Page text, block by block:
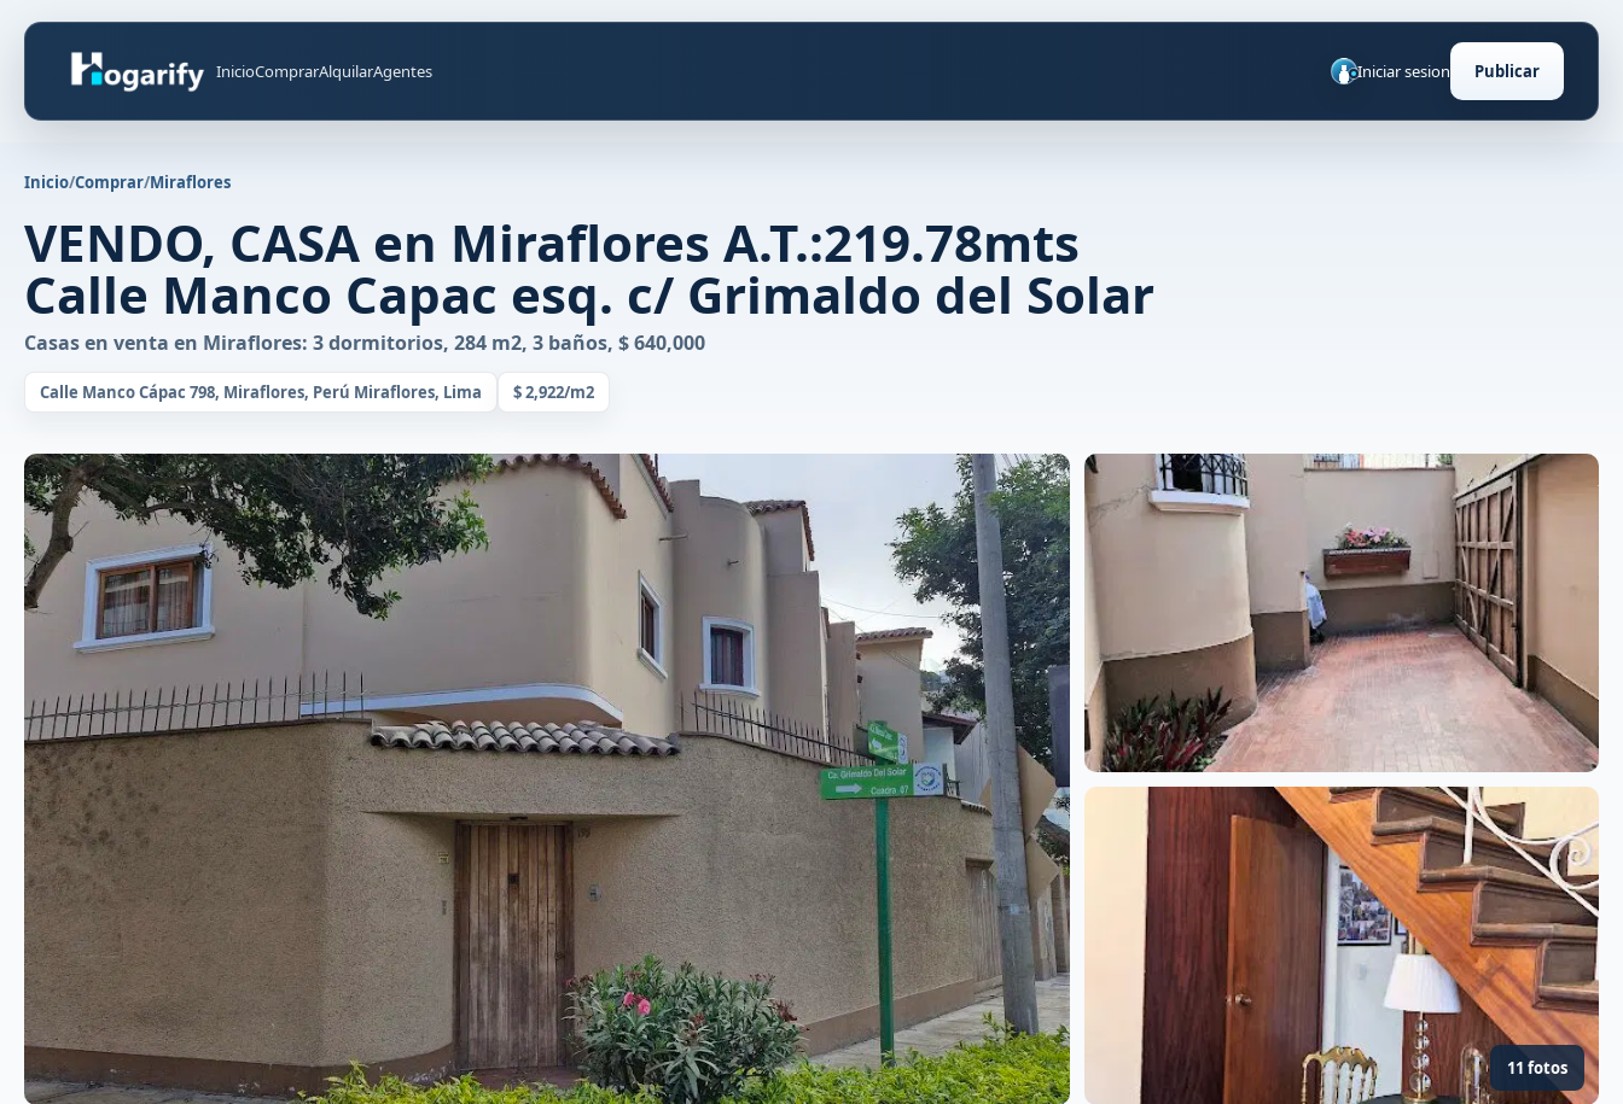
InicioComprarAlquilarAgentes Iniciar sesion Publicar
Inicio/Comprar/Miraflores
VENDO, CASA en Miraflores A.T.:219.78mts
Calle Manco Capac esq. c/ Grimaldo del Solar
Casas en venta en Miraflores: 3 dormitorios, 284 m2, 3 baños, $ 640,000
Calle Manco Cápac 798, Miraflores, Perú Miraflores, Lima $ 2,922/m2
11 fotos